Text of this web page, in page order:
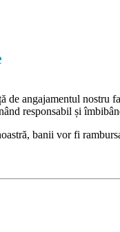
de angajamentul nostru
responsabil și
banii vor fi